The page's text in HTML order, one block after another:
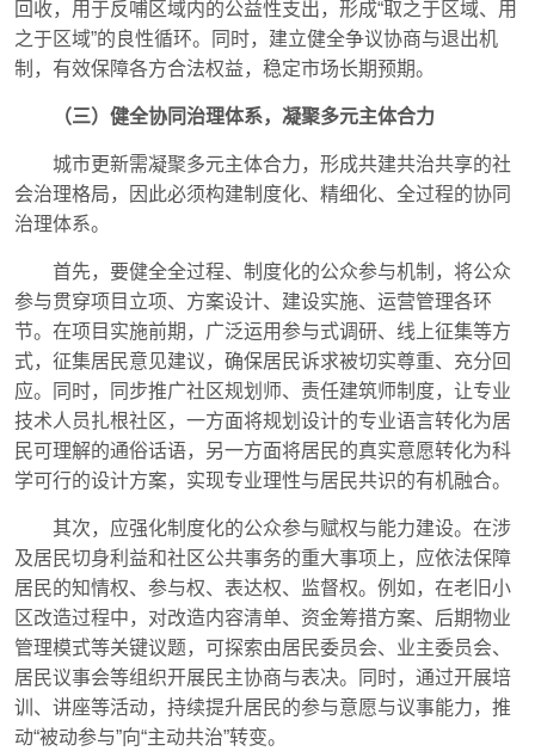
回收，用于反哺区域内的公益性支出，形成“取之于区域、用
之于区域”的良性循环。同时，建立健全争议协商与退出机
制，有效保障各方合法权益，稳定市场长期预期。
（三）健全协同治理体系，凝聚多元主体合力
城市更新需凝聚多元主体合力，形成共建共治共享的社
会治理格局，因此必须构建制度化、精细化、全过程的协同
治理体系。
首先，要健全全过程、制度化的公众参与机制，将公众
参与贯穿项目立项、方案设计、建设实施、运营管理各环
节。在项目实施前期，广泛运用参与式调研、线上征集等方
式，征集居民意见建议，确保居民诉求被切实尊重、充分回
应。同时，同步推广社区规划师、责任建筑师制度，让专业
技术人员扎根社区，一方面将规划设计的专业语言转化为居
民可理解的通俗话语，另一方面将居民的真实意愿转化为科
学可行的设计方案，实现专业理性与居民共识的有机融合。
其次，应强化制度化的公众参与赋权与能力建设。在涉
及居民切身利益和社区公共事务的重大事项上，应依法保障
居民的知情权、参与权、表达权、监督权。例如，在老旧小
区改造过程中，对改造内容清单、资金筹措方案、后期物业
管理模式等关键议题，可探索由居民委员会、业主委员会、
居民议事会等组织开展民主协商与表决。同时，通过开展培
训、讲座等活动，持续提升居民的参与意愿与议事能力，推
动“被动参与”向“主动共治”转变。